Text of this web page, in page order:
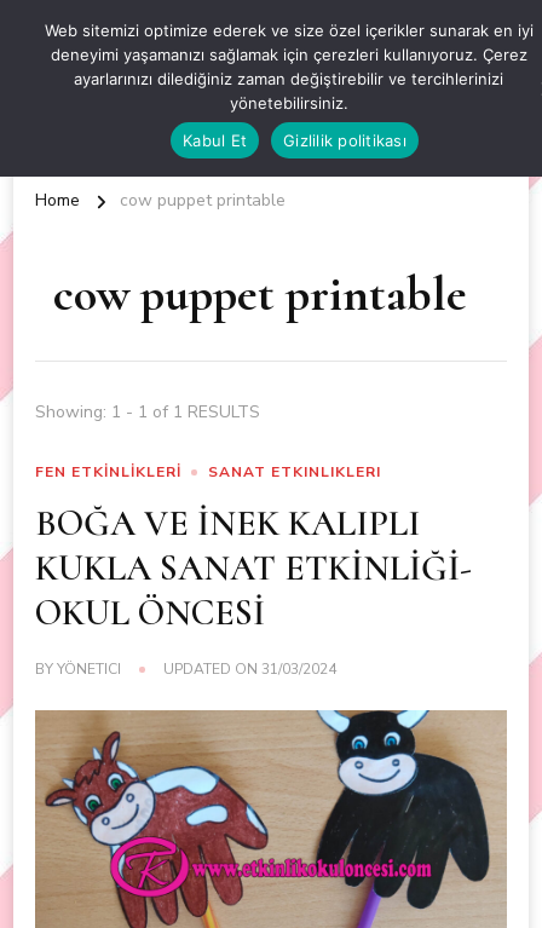
OKUL ÖNCESİ ETKİNLİKLER
EN YENİ VE ÖZGÜN OKUL ÖNCESİ ETKİNLİKLERİ
Home cow puppet printable
cow puppet printable
Showing: 1 - 1 of 1 RESULTS
FEN ETKİNLİKLERİ SANAT ETKINLIKLERI
BOĞA VE İNEK KALIPLI
KUKLA SANAT ETKİNLİĞİ-
OKUL ÖNCESİ
BYYÖNETICI UPDATED ON 31/03/2024
Web sitemizi optimize ederek ve size özel içerikler sunarak en iyi
deneyimi yaşamanızı sağlamak için çerezleri kullanıyoruz. Çerez
ayarlarınızı dilediğiniz zaman değiştirebilir ve tercihlerinizi
yönetebilirsiniz.
Kabul Et
Gizlilik politikası